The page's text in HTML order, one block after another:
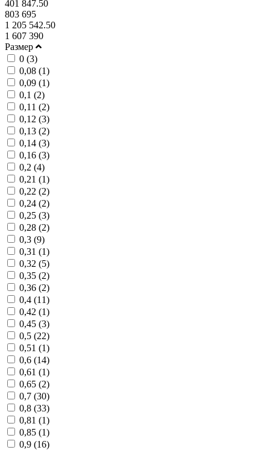
401 847.50
803 695
1 205 542.50
1 607 390
Размер
0 (3)
0,08 (1)
0,09 (1)
0,1 (2)
0,11 (2)
0,12 (3)
0,13 (2)
0,14 (3)
0,16 (3)
0,2 (4)
0,21 (1)
0,22 (2)
0,24 (2)
0,25 (3)
0,28 (2)
0,3 (9)
0,31 (1)
0,32 (5)
0,35 (2)
0,36 (2)
0,4 (11)
0,42 (1)
0,45 (3)
0,5 (22)
0,51 (1)
0,6 (14)
0,61 (1)
0,65 (2)
0,7 (30)
0,8 (33)
0,81 (1)
0,85 (1)
0,9 (16)